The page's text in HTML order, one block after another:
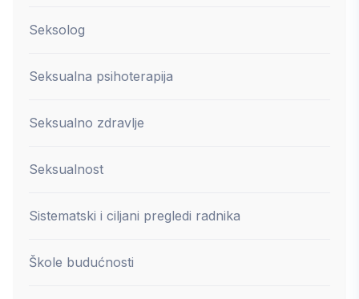
Seksolog
Seksualna psihoterapija
Seksualno zdravlje
Seksualnost
Sistematski i ciljani pregledi radnika
Škole budućnosti